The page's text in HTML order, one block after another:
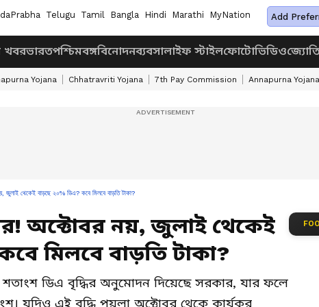
Telugu Tamil Bangla Hindi Marathi MyNation Add
খবরভারতপশ্চিমবঙ্গবিনোদনব্যবসালাইফ স্টাইলফোটোভিডিও
Yojana Chhatravriti Yojana 7th Pay Commission Annapurna
থেকেই বাড়ছে ২০% ডিএ? কবে মিলবে বাড়তি টাকা?
অক্টোবর নয়, জুলাই থেকেই
মিলবে বাড়তি টাকা?
শতাংশ ডিএ বৃদ্ধির অনুমোদন দিয়েছে সরকার, যার ফলে
যদিও এই বৃদ্ধি পয়লা অক্টোবর থেকে কার্যকর